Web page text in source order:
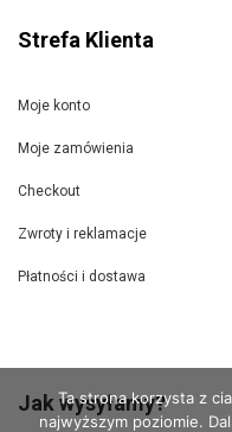
Strefa Klienta
Moje konto
Moje zamówienia
Checkout
Zwroty i reklamacje
Płatności i dostawa
Jak wysyłamy?
Ta strona korzysta z
najwyższym poziomie.